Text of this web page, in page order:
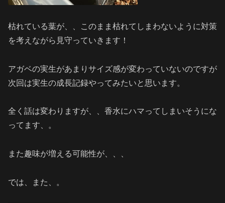
枯れている葉が、、このまま枯れてしまわないように対策
を考えながら見守っていきます！
アガベの実生があまりサイズ感が変わっていないのですが
次回は実生の成長記録やってみたいと思います。
全く話は変わりますが、、香水にハマってしまいそうにな
ってます、。
また趣味が増える可能性が、、、
では、また、。